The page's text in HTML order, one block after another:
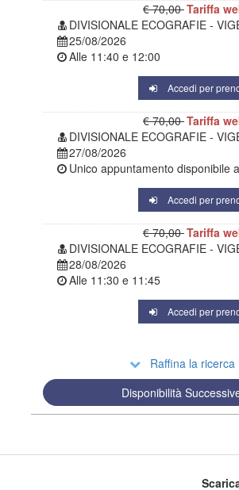
€ 70,00Tariffa
DIVISIONALE ECOGRAFIE -
25/08/2026
Alle 11:40 e 12:00
Accedi per
€ 70,00Tariffa
DIVISIONALE ECOGRAFIE -
27/08/2026
Unico appuntamento disponibile
Accedi per
€ 70,00Tariffa
DIVISIONALE ECOGRAFIE -
28/08/2026
Alle 11:30 e 11:45
Accedi per
Raffina la ricerca
Disponibilità